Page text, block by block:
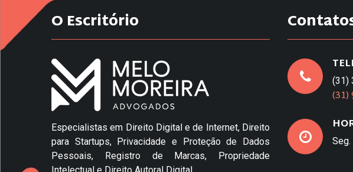
O Escritório
Especialistas em Direito Digital e de Internet, Direito
para Startups, Privacidade e Proteção de Dados
Pessoais, Registro de Marcas, Propriedade
(31)
(31)
Seg.